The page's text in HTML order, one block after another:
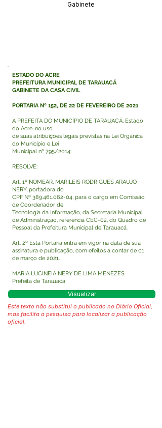
Gabinete
ESTADO DO ACRE
PREFEITURA MUNICIPAL DE TARAUACÁ
GABINETE DA CASA CIVIL
PORTARIA Nº 152, DE 22 DE FEVEREIRO DE 2021
A PREFEITA DO MUNICÍPIO DE TARAUACÁ, Estado
do Acre, no uso
de suas atribuições legais previstas na Lei Orgânica
do Município e Lei
Municipal nº 795/2014;
RESOLVE:
Art. 1º NOMEAR, MARILEIS RODRIGUES ARAUJO
NERY, portadora do
CPF Nº 389.461.062-04, para o cargo em Comissão
de Coordenador de
Tecnologia da Informação, da Secretaria Municipal
de Administração, referência CEC-02, do Quadro de
Pessoal da Prefeitura Municipal de Tarauacá.
Art. 2º Esta Portaria entra em vigor na data de sua
assinatura e publicação, com efeitos a contar de 01
de março de 2021.
MARIA LUCINEIA NERY DE LIMA MENEZES
Prefeita de Tarauacá
Visualizar
Este texto não substitui o publicado no Diário Oficial,
mas facilita a pesquisa para localizar a publicação
oficial.